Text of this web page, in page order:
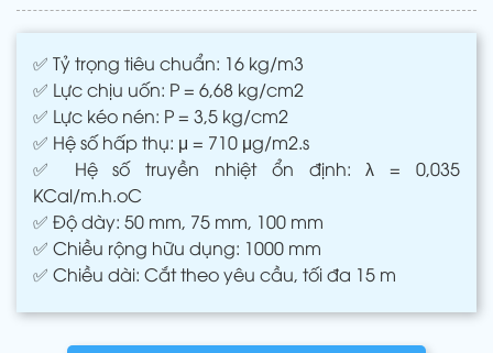
✅ Tỷ trọng tiêu chuẩn: 16 kg/m3
✅ Lực chịu uốn: P = 6,68 kg/cm2
✅ Lực kéo nén: P = 3,5 kg/cm2
✅ Hệ số hấp thụ: μ = 710 μg/m2.s
✅ Hệ số truyền nhiệt ổn định: λ = 0,035
KCal/m.h.oC
✅ Độ dày: 50 mm, 75 mm, 100 mm
✅ Chiều rộng hữu dụng: 1000 mm
✅ Chiều dài: Cắt theo yêu cầu, tối đa 15 m